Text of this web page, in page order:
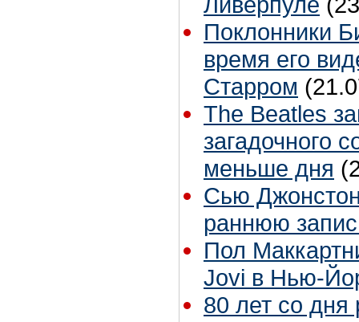
Поклонники
время его
Старром
The Beatles
загадочного
меньше дня
Сью
раннюю
Пол
Jovi в Нью-
80 лет со